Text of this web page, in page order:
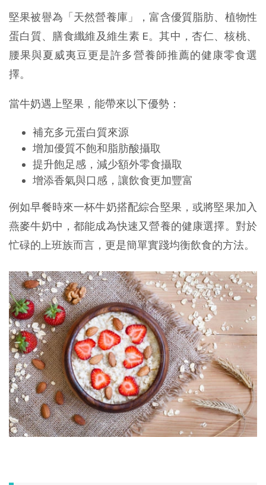
堅果被譽為「天然營養庫」，富含優質脂肪、植物性
蛋白質、膳食纖維及維生素 E。其中，杏仁、核桃、
腰果與夏威夷豆更是許多營養師推薦的健康零食選
擇。
當牛奶遇上堅果，能帶來以下優勢：
補充多元蛋白質來源
增加優質不飽和脂肪酸攝取
提升飽足感，減少額外零食攝取
增添香氣與口感，讓飲食更加豐富
例如早餐時來一杯牛奶搭配綜合堅果，或將堅果加入
燕麥牛奶中，都能成為快速又營養的健康選擇。對於
忙碌的上班族而言，更是簡單實踐均衡飲食的方法。